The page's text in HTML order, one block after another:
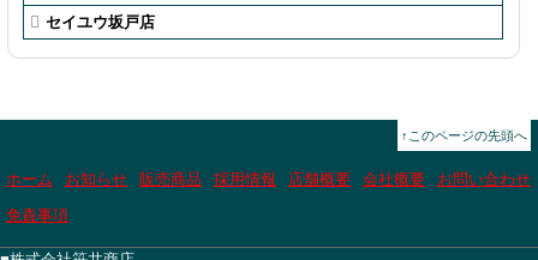
セイユウ坂戸店
↑このページの先頭へ
ホーム お知らせ 販売商品 採用情報 店舗概要 会社概要
お問い合わせ
免責事項